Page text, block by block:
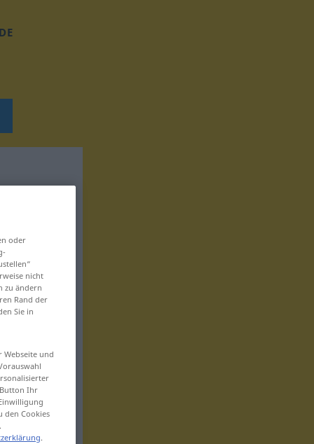
oder
nicht
zu ändern
Rand der
Sie in
und
Ihr
den Cookies
.